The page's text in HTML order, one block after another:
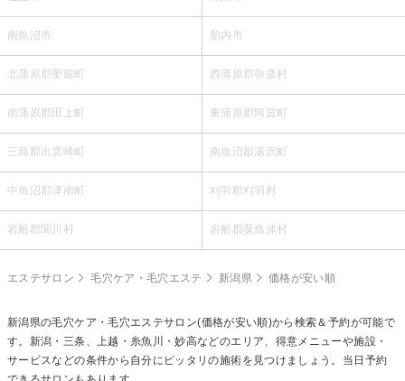
南魚沼市 胎内市
北蒲原郡聖籠町 西蒲原郡弥彦村
南蒲原郡田上町 東蒲原郡阿賀町
三島郡出雲崎町 南魚沼郡湯沢町
中魚沼郡津南町 刈羽郡刈羽村
岩船郡関川村 岩船郡粟島浦村
エステサロン 毛穴ケア・毛穴エステ 新潟県 価格が安い順
新潟県の毛穴ケア・毛穴エステサロン(価格が安い順)から検索＆予約が可能で
す。新潟・三条、上越・糸魚川・妙高などのエリア、得意メニューや施設・
サービスなどの条件から自分にピッタリの施術を見つけましょう。当日予約